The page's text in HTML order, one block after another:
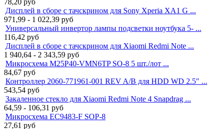
Дисплей в сборе с тачскрином для Sony Xperia XA1 G ...
971,99 - 1 022,39 руб
Универсальный инвертор лампы подсветки ноутбука 5- ...
116,42 руб
Дисплей в сборе с тачскрином для Xiaomi Redmi Note ...
1 940,64 - 2 343,59 руб
Микросхема M25P40-VMN6TP SO-8 5 шт./лот ...
84,67 руб
Контроллер 2060-771961-001 REV A/B для HDD WD 2.5" ...
543,54 руб
Закаленное стекло для Xiaomi Redmi Note 4 Snapdrag ...
64,59 - 106,31 руб
Микросхема EC9483-F SOP-8
27,61 руб